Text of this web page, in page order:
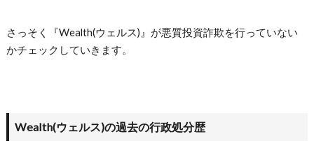
さっそく『Wealth(ウェルス)』が悪質投資詐欺を行っていない
かチェックしていきます。
Wealth(ウェルス)の過去の行政処分歴